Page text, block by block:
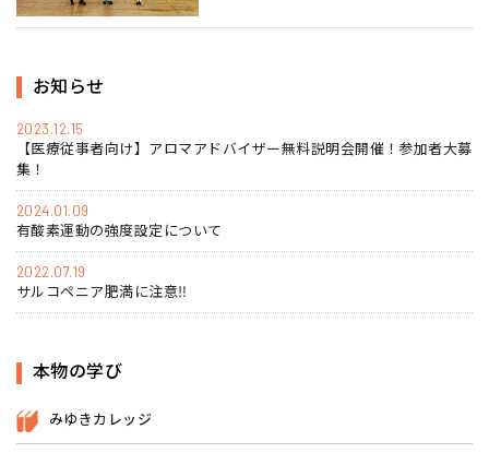
お知らせ
2023.12.15
【医療従事者向け】アロマアドバイザー無料説明会開催！参加者大募
集！
2024.01.09
有酸素運動の強度設定について
2022.07.19
サルコペニア肥満に注意‼
本物の学び
みゆきカレッジ